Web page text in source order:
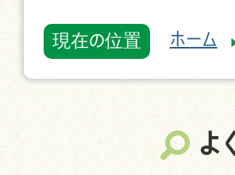
現在の位置 ホーム
よ